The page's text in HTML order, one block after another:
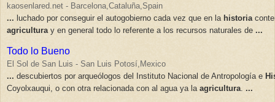
kaosenlared.net - Barcelona,Cataluña,Spain
... luchado por conseguir el autogobierno cada vez que en la historia
agricultura y en general todo lo referente a los recursos naturales de ...
Todo lo Bueno
El Sol de San Luis - San Luis Potosí,Mexico
... descubiertos por arqueólogos del Instituto Nacional de Antropología e
Coyolxauqui, o con otra relacionada con al agua ya la agricultura. ...